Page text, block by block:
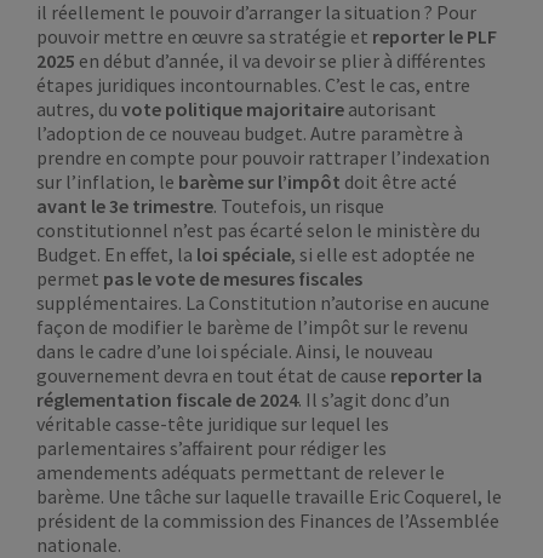
il réellement le pouvoir d’arranger la situation ? Pour
pouvoir mettre en œuvre sa stratégie et reporter le PLF
2025 en début d’année, il va devoir se plier à différentes
étapes juridiques incontournables. C’est le cas, entre
autres, du vote politique majoritaire autorisant
l’adoption de ce nouveau budget. Autre paramètre à
prendre en compte pour pouvoir rattraper l’indexation
sur l’inflation, le barème sur l’impôt doit être acté
avant le 3e trimestre. Toutefois, un risque
constitutionnel n’est pas écarté selon le ministère du
Budget. En effet, la loi spéciale, si elle est adoptée ne
permet pas le vote de mesures fiscales
supplémentaires. La Constitution n’autorise en aucune
façon de modifier le barème de l’impôt sur le revenu
dans le cadre d’une loi spéciale. Ainsi, le nouveau
gouvernement devra en tout état de cause reporter la
réglementation fiscale de 2024. Il s’agit donc d’un
véritable casse-tête juridique sur lequel les
parlementaires s’affairent pour rédiger les
amendements adéquats permettant de relever le
barème. Une tâche sur laquelle travaille Eric Coquerel, le
président de la commission des Finances de l’Assemblée
nationale.